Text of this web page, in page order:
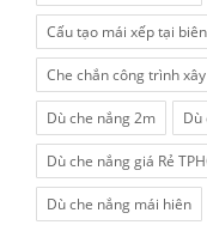
Cấu tạo mái xếp tại
Che chắn công trình
Dù che nắng 2m Dù
Dù che nắng giá Rẻ
Dù che nắng mái hiên